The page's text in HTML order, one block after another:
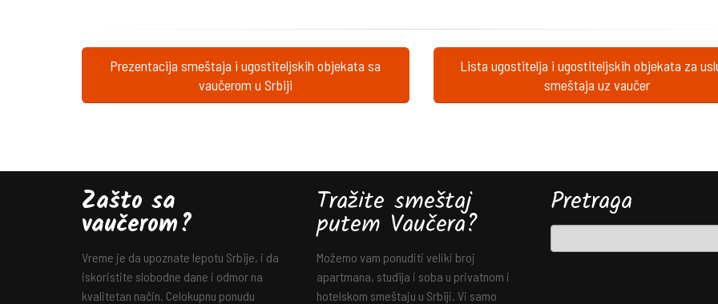
Prezentacija smeštaja i ugostiteljskih objekata sa
vaučerom u Srbiji
Lista ugostitelja i ugostiteljskih objekata za
smeštaja uz vaučer
Zašto sa
vaučerom?
Vreme je da upoznate lepotu Srbije, i da
iskoristite slobodne dane i odmor na
kvalitetan način. Celokupnu ponudu
Tražite smeštaj
putem Vaučera?
Možemo vam ponuditi veliki broj
apartmana, studija i soba u privatnom i
hotelskom smeštaju u Srbiji. Vi samo
Pretraga